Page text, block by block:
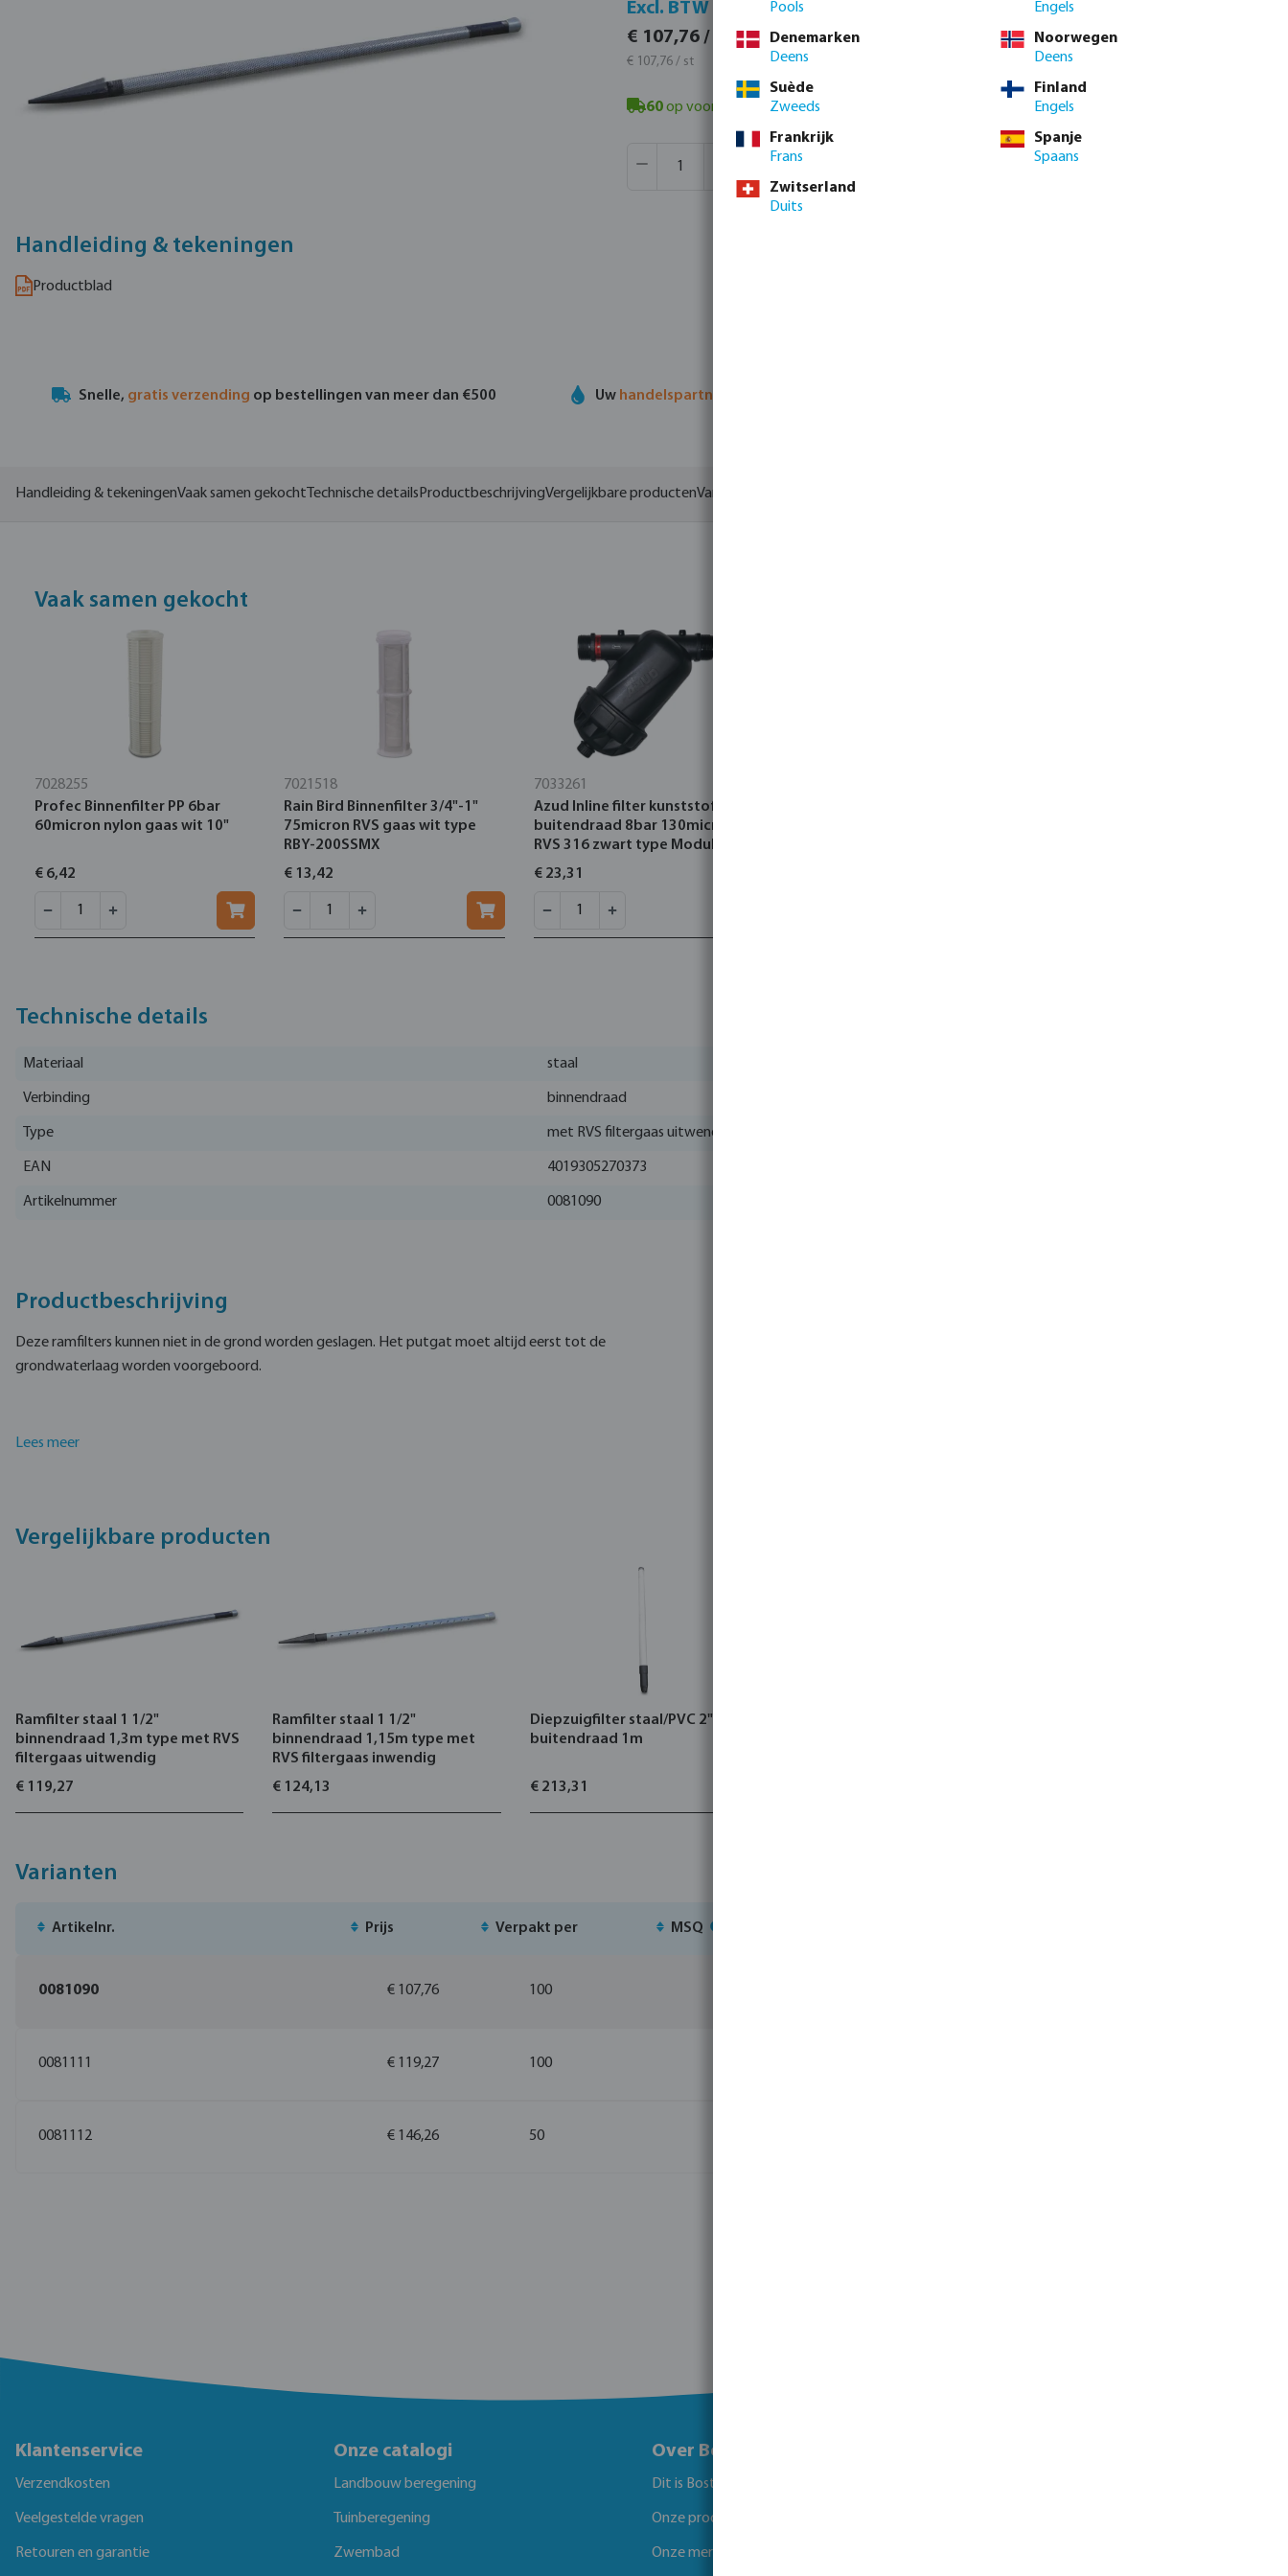
Handleiding & tekeningen
Productblad
Excl. BTW
€ 107,76 / 1 st
€ 107,76 / st
€ 130,39 / 1 st
€ 130,39 / st
60op voorraad in Veghel, NL - minimale levertijd: 1-2 werkdag(en)
Producthoeveelheid: Voer de gewenste hoeveelheid in of gebruik de knoppen om de
Verpakt per:
MSQ:
1 st
Voeg toe aan winkelmandje
Snelle, gratis verzending op bestellingen van meer dan €500 Uw handelspartner
Handleiding & tekeningenVaak samen gekocht Technische details ProductbeschrijvingVergelijkbare productenVarianten
Vaak samen gekocht
7028255
Profec Binnenfilter PP 6bar
60micron nylon gaas wit 10"
€ 6,42
7021518
Rain Bird Binnenfilter 3/4"-1"
75micron RVS gaas wit type
RBY-200SSMX
€ 13,42
7033261
Azud Inline filter kunststof 1"
buitendraad 8bar 130micron
RVS 316 zwart type Modular
100 Screen
€ 23,31
Technische details
Materiaal staal
Verbinding binnendraad
Type met RVS filtergaas uitwendig
EAN 4019305270373
Artikelnummer 0081090
Productbeschrijving
Deze ramfilters kunnen niet in de grond worden geslagen. Het putgat moet altijd eerst tot de
grondwaterlaag worden voorgeboord.
Lees meer
Vergelijkbare producten
Ramfilter staal 1 1/2"
binnendraad 1,3m type met RVS
filtergaas uitwendig
€ 119,27
Ramfilter staal 1 1/2"
binnendraad 1,15m type met
RVS filtergaas inwendig
€ 124,13
Diepzuigfilter staal/PVC 2"
buitendraad 1m
€ 213,31
Varianten
Artikelnr. Prijs Verpakt per MSQ
0081090 € 107,76 100
0081111 € 119,27 100
0081112 € 146,26 50
Klantenservice
Verzendkosten
Veelgestelde vragen
Retouren en garantie
Onze catalogi
Landbouw beregening
Tuinberegening
Zwembad
Over Bosta
Dit is Bosta
Onze producten
Onze merken
Pools
Engels
Denemarken
Deens
Noorwegen
Deens
Suède
Zweeds
Finland
Engels
Frankrijk
Frans
Spanje
Spaans
Zwitserland
Duits